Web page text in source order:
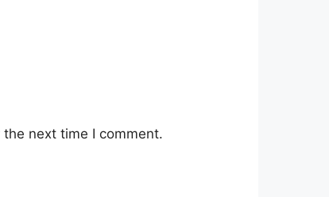
next time I comment.